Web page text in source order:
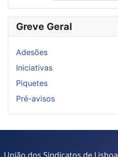
Greve Geral
Adesões
Iniciativas
Piquetes
Pré-avisos